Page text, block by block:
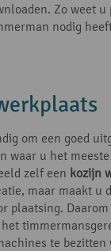
Zo weet u
nodig
om een goed
waar u het
zelf een kozijn
maar maakt u
plaatsing.
te bezitten